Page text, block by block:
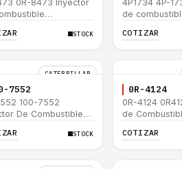
0R-8473 Inyector
STOCK
4P1734 4P-
de
3114 3116
COTIZAR
CATERPILLAR
7552
100-7552
De Combustible
160H 12G 12H 140G
STOCK
0R-4124
0R-4124
de
140H 12G
COTIZAR